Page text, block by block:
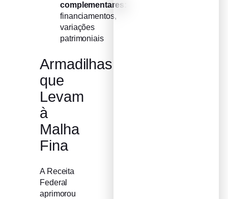
complementares:
financiamentos,
variações
patrimoniais
Armadilhas
que
Levam
à
Malha
Fina
A Receita
Federal
aprimorou